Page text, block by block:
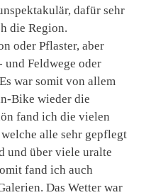
dafür sehr
die Region.
oder Pflaster, aber
und Feldwege oder
war somit von allem
Bike wieder die
fand ich die vielen
alle sehr gepflegt
und über viele uralte
fand ich auch
Das Wetter war